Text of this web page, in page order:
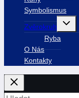
Symbolismus
Zvěrokruh
Toggle
Ryba
O Nás
Kontakty